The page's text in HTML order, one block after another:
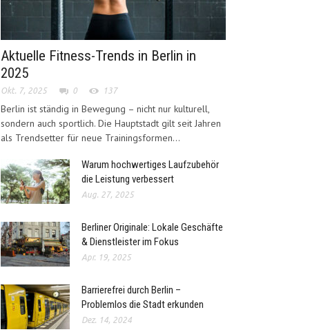
Aktuelle Fitness-Trends in Berlin in
2025
Okt. 7, 2025 0 137
Berlin ist ständig in Bewegung – nicht nur kulturell,
sondern auch sportlich. Die Hauptstadt gilt seit Jahren
als Trendsetter für neue Trainingsformen...
Warum hochwertiges Laufzubehör
die Leistung verbessert
Aug. 27, 2025
Berliner Originale: Lokale Geschäfte
& Dienstleister im Fokus
Apr. 19, 2025
Barrierefrei durch Berlin –
Problemlos die Stadt erkunden
Dez. 14, 2024